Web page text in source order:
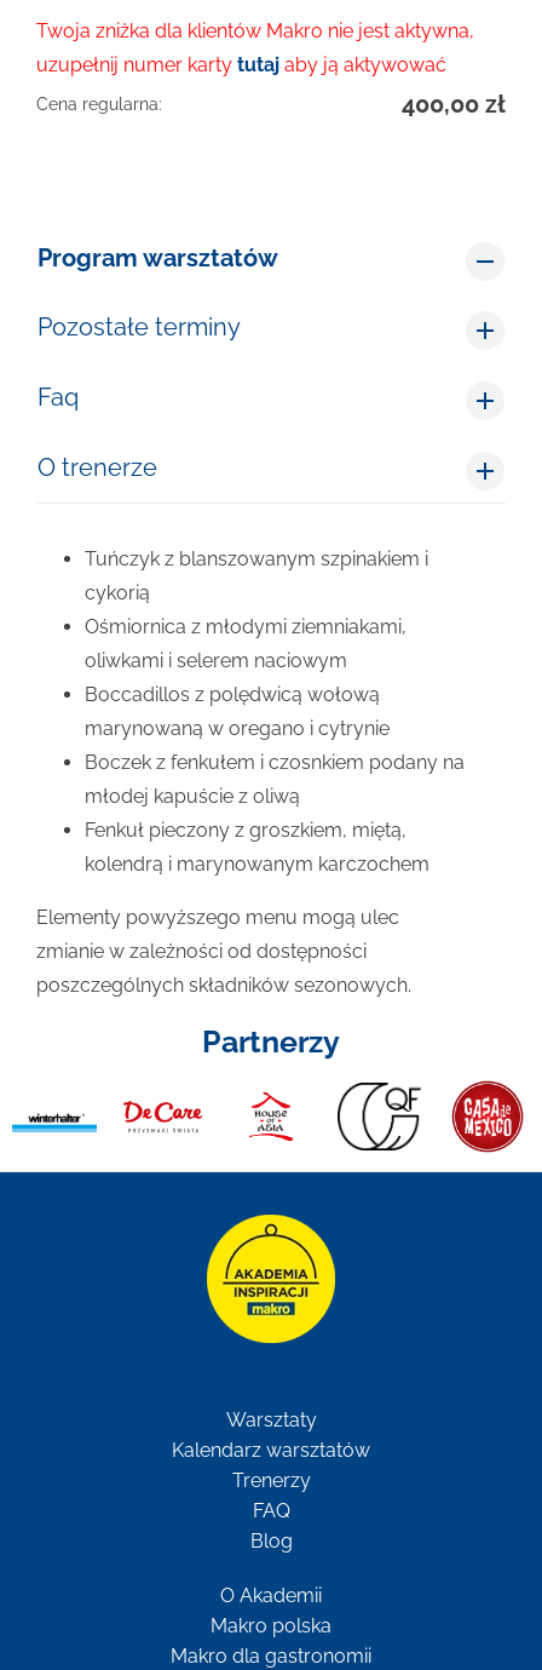
Twoja zniżka dla klientów Makro nie jest aktywna,
uzupełnij numer karty tutaj aby ją aktywować
Cena regularna: 400,00 zł
Program warsztatów
Pozostałe terminy
Faq
O trenerze
Tuńczyk z blanszowanym szpinakiem i
cykorią
Ośmiornica z młodymi ziemniakami,
oliwkami i selerem naciowym
Boccadillos z polędwicą wołową
marynowaną w oregano i cytrynie
Boczek z fenkułem i czosnkiem podany na
młodej kapuście z oliwą
Fenkuł pieczony z groszkiem, miętą,
kolendrą i marynowanym karczochem
Elementy powyższego menu mogą ulec
zmianie w zależności od dostępności
poszczególnych składników sezonowych.
Partnerzy
Warsztaty
Kalendarz warsztatów
Trenerzy
FAQ
Blog
O Akademii
Makro polska
Makro dla gastronomii